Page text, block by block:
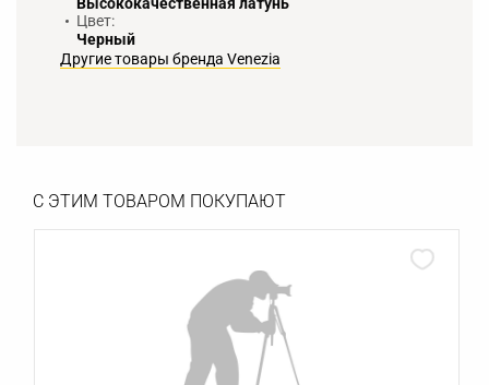
Цвет:
Черный
Другие товары бренда Venezia
С ЭТИМ ТОВАРОМ ПОКУПАЮТ